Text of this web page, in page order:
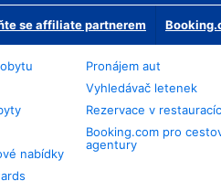
se affiliate partnerem
nabídky
Pronájem aut
Vyhledávač letenek
Rezervace v
Booking.com pro
agentury